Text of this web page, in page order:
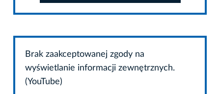
Brak zaakceptowanej zgody na
wyświetlanie informacji zewnętrznych.
(YouTube)